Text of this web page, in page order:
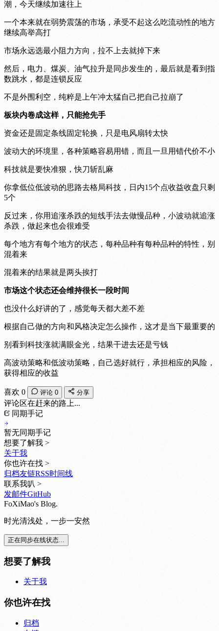
潮，今天继续加速往上
一个本来就在弱势震荡的市场，承受不起这么吃流动性的地方
继续高举高打
市场永远选最小阻力方向，拉不上去就掉下来
然后，电力、煤炭、油气拉升是同步发生的，最后就是看到指
数跳水，都是连锁反应
不是外围利空，纯粹是上午冲太猛自己把自己拉崩了
板块内卷成这样，只能抢先手
资金还是固定条线固定轮换，只是电风扇转太快
波动大的环境里，各种策略容易用错，而且一旦用错代价不小
科技就是要快准狠，快刀斩乱麻
你拿低位低波动的思路去格局科技，日内15个点收益收盘只剩
5个
反过来，你用追涨杀跌的短线手法去做慢品种，小波动就追涨
杀跌，做起来也会很难受
每个地方有每个地方的状态，每种品种有每种品种的特性，别
混着来
混着来的结果就是两头挨打
市场这个状态还会维持很长一段时间
也没什么好讲的了，感觉每天都大差不差
根据自己做的方向和风格决定怎么操作，这才是当下最重要的
别看到科技涨就满眼金光，结果干进去还是亏钱
高波动策略和低波动策略，自己选好就行，承担相应的风险，
获得相应的收益
喜欢 0 评论 0 分享
评论区在赶来的路上...
同期手记
暂无同期手记
想要了解我 >
关于我
你也许在找 >
归档友链RSS时间线
联系我叭 >
发邮件GitHub
FoXiMao's Blog.
时光清浅处，一步一安然
正在同步在线状态...
想要了解我
关于我
你也许在找
归档